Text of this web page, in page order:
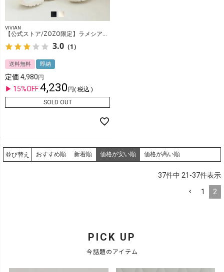
VIVIAN
【公式ストア/ZOZO限定】ラメシアーフリル厚底ストラップスポーツサンダル
3.0 （1）
送料無料 即納
定価 4,980
15%OFF4,230
税込
SOLD OUT
並び替え おすすめ順 新着順 価格が安い順 価格が高い順
37件中 21 -37件表示
1 2
PICK UP
今話題のアイテム